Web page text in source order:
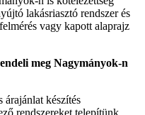
lakásriasztó rendszer és
vagy kapott alaprajz
meg Nagymányok-n
árajánlat készítés
rendszereket telepítünk